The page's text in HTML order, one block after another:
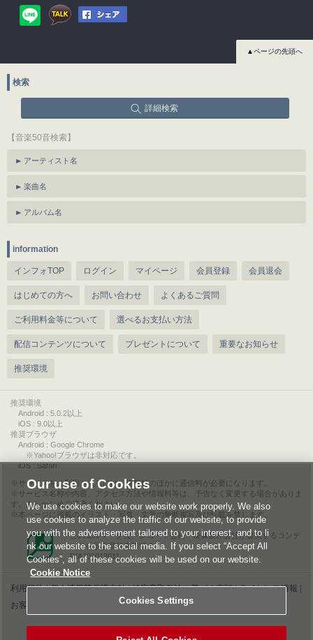
▲ページの先頭へ
検索
詳細検索
【音楽50音検索】
アーティスト名
楽曲名
アルバム名
information
インフォTOP ログイン マイページ 会員登録 会員退会
はじめての方へ お問い合わせ よくあるご質問
ご利用料金等について 選べるお支払い方法
配信コンテンツについて プレゼントについて 重要なお知らせ
推奨環境
推奨環境
Android : 5.0.2以上
iOS : 9.0以上
推奨ブラウザ
Android : Google Chrome
※Yahoo!ブラウザは非対応です。
iOS : Safari
サービスをご利用されるには、情報料のほかに通信料が必要になります。
サービス名称や内容、アクセス方法や情報料等は、予告なく変更する場合がありま
す。あらかじめご了承ください。
本ページに掲載のイラスト・写真・文章の無断複写及び転載を禁じます。
このエルマークは、レコード会社・映像製作会社が提供するコンテ
ンツを示す登録商標です。
RIAJ00013011
利用規約|個人情報等保護方針|特定商取引法に基づく表記|ライセンス情報
お客様情報の外部送信について|Cookies Settings
Our use of Cookies
We use cookies to make our website work properly. We also
use cookies to analyze the traffic of our website, to provide
you with the advertisement tailored to your interest, and to li
nk our website to the social media. If you select “Accept All
Cookies”, all of these cookies will be used on our website.
Cookie Notice
Cookies Settings